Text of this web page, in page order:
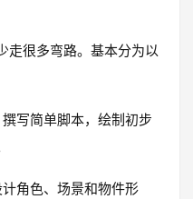
走很多弯路。基本分为以
写简单脚本，绘制初步
角色、场景和物件形